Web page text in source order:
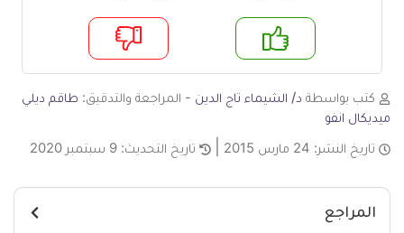
لا
كتب بواسطة د/ الشيماء تاج الدين - المراجعة والتدقيق: طاقم ديلي
ميديكال انفو
تاريخ النشر: 24 مارس 2015 تاريخ التحديث: 9 سبتمبر 2020
المراجع